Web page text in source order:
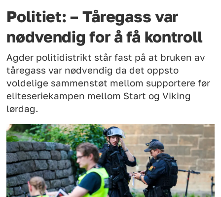
Politiet: – Tåregass var
nødvendig for å få kontroll
Agder politidistrikt står fast på at bruken av
tåregass var nødvendig da det oppsto
voldelige sammenstøt mellom supportere før
eliteseriekampen mellom Start og Viking
lørdag.